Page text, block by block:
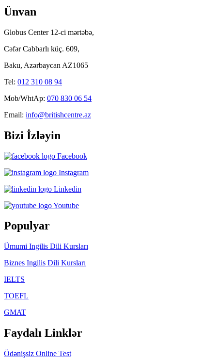
Ünvan
Globus Center 12-ci mərtəbə,
Cəfər Cabbarlı küç. 609,
Baku, Azərbaycan AZ1065
Tel: 012 310 08 94
Mob/WhtAp: 070 830 06 54
Email: info@britishcentre.az
Bizi İzləyin
Facebook
Instagram
Linkedin
Youtube
Populyar
Ümumi Ingilis Dili Kursları
Biznes Ingilis Dili Kursları
IELTS
TOEFL
GMAT
Faydalı Linklər
Ödənişsiz Online Test